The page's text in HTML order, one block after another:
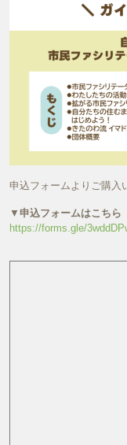
申込フォームよりご購入
▼ 申込フォームはこちら
https://forms.gle/